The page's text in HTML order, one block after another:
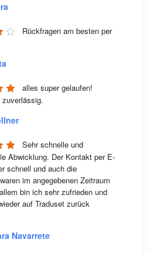
Rückfragen am besten per
alles super gelaufen!
Sehr schnelle und
Abwicklung. Der Kontakt per E-
schnell und auch die
im angegebenen Zeitraum
bin ich sehr zufrieden und
auf Traduset zurück
Navarrete